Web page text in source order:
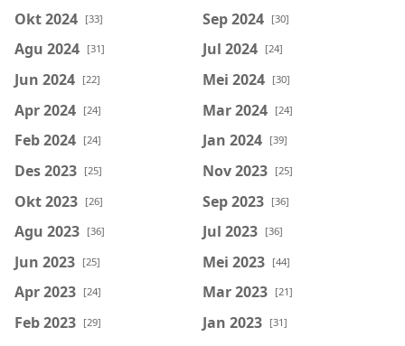
Okt 2024 [33] Sep 2024 [30]
Agu 2024 [31] Jul 2024 [24]
Jun 2024 [22] Mei 2024 [30]
Apr 2024 [24] Mar 2024 [24]
Feb 2024 [24] Jan 2024 [39]
Des 2023 [25] Nov 2023 [25]
Okt 2023 [26] Sep 2023 [36]
Agu 2023 [36] Jul 2023 [36]
Jun 2023 [25] Mei 2023 [44]
Apr 2023 [24] Mar 2023 [21]
Feb 2023 [29] Jan 2023 [31]